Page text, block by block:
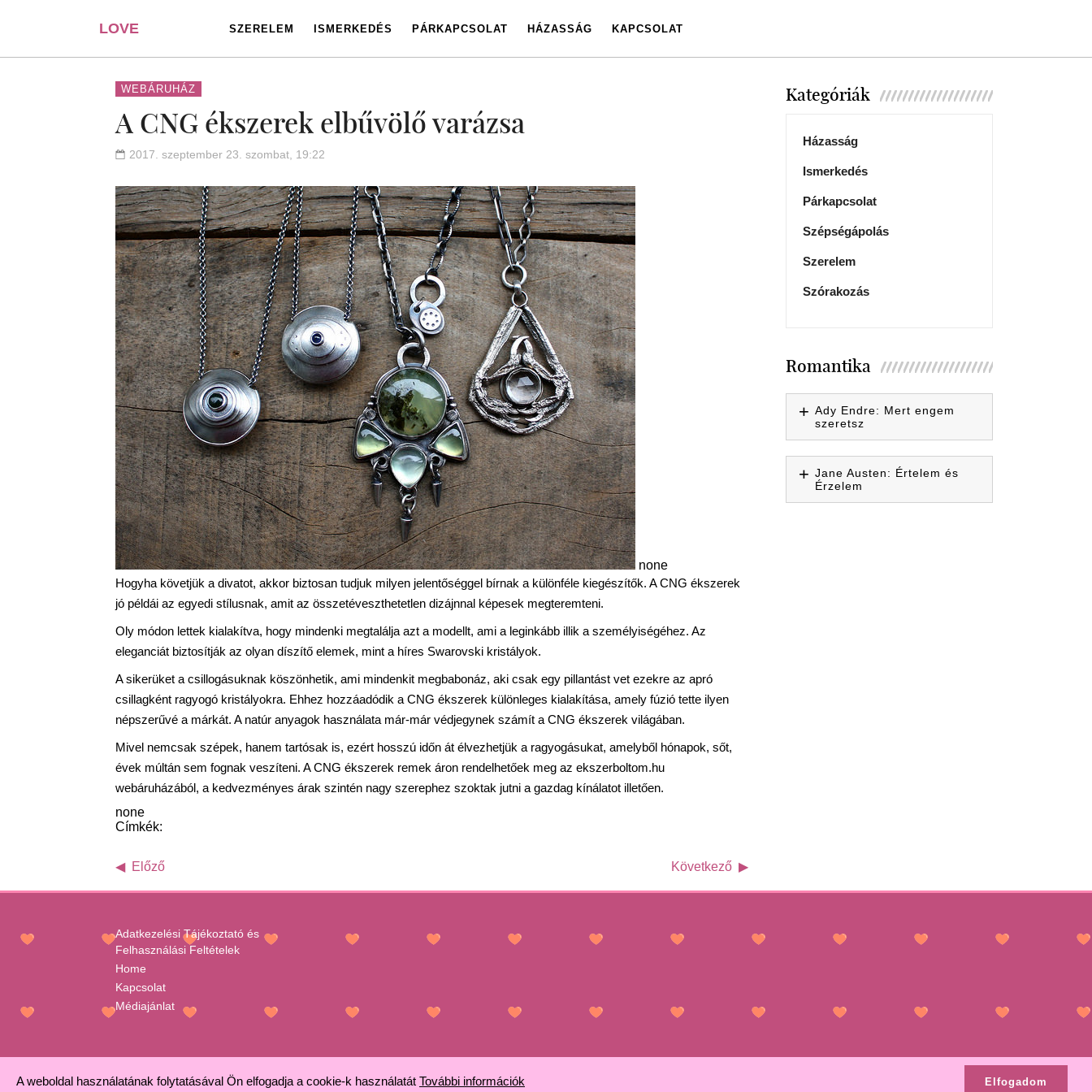
LOVE
PORTAL
SZERELEM ISMERKEDÉS PÁRKAPCSOLAT HÁZASSÁG KAPCSOLAT
WEBÁRUHÁZ
A CNG ékszerek elbűvölő varázsa
2017. szeptember 23. szombat, 19:22
none
Hogyha követjük a divatot, akkor biztosan tudjuk milyen jelentőséggel bírnak a különféle kiegészítők. A CNG ékszerek
jó példái az egyedi stílusnak, amit az összetéveszthetetlen dizájnnal képesek megteremteni.
Oly módon lettek kialakítva, hogy mindenki megtalálja azt a modellt, ami a leginkább illik a személyiségéhez. Az
eleganciát biztosítják az olyan díszítő elemek, mint a híres Swarovski kristályok.
A sikerüket a csillogásuknak köszönhetik, ami mindenkit megbabonáz, aki csak egy pillantást vet ezekre az apró
csillagként ragyogó kristályokra. Ehhez hozzáadódik a CNG ékszerek különleges kialakítása, amely fúzió tette ilyen
népszerűvé a márkát. A natúr anyagok használata már-már védjegynek számít a CNG ékszerek világában.
Mivel nemcsak szépek, hanem tartósak is, ezért hosszú időn át élvezhetjük a ragyogásukat, amelyből hónapok, sőt,
évek múltán sem fognak veszíteni. A CNG ékszerek remek áron rendelhetőek meg az ekszerboltom.hu
webáruházából, a kedvezményes árak szintén nagy szerephez szoktak jutni a gazdag kínálatot illetően.
none
Címkék:
Előző Következő
Kategóriák
Házasság
Ismerkedés
Párkapcsolat
Szépségápolás
Szerelem
Szórakozás
Romantika
Ady Endre: Mert engem
szeretsz
Jane Austen: Értelem és
Érzelem
Adatkezelési Tájékoztató és
Felhasználási Feltételek
Home
Kapcsolat
Médiajánlat
Copyright © 2026. All right reserved
A weboldal használatának folytatásával Ön elfogadja a cookie-k használatát További információk Elfogadom